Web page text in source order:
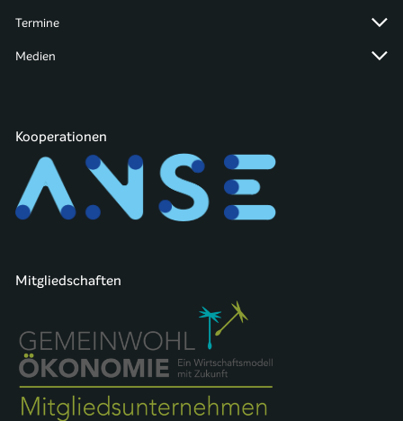
Termine
Medien
Kooperationen
Mitgliedschaften